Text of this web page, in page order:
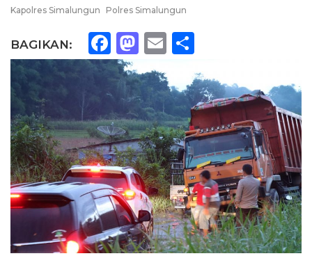
Kapolres Simalungun Polres Simalungun
BAGIKAN: Facebook
Mastodon
Email